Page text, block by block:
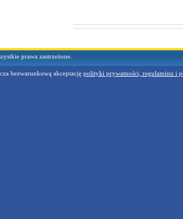
prawa zastrzeżone.
bezwarunkową akceptację polityki prywatności, regulaminu i